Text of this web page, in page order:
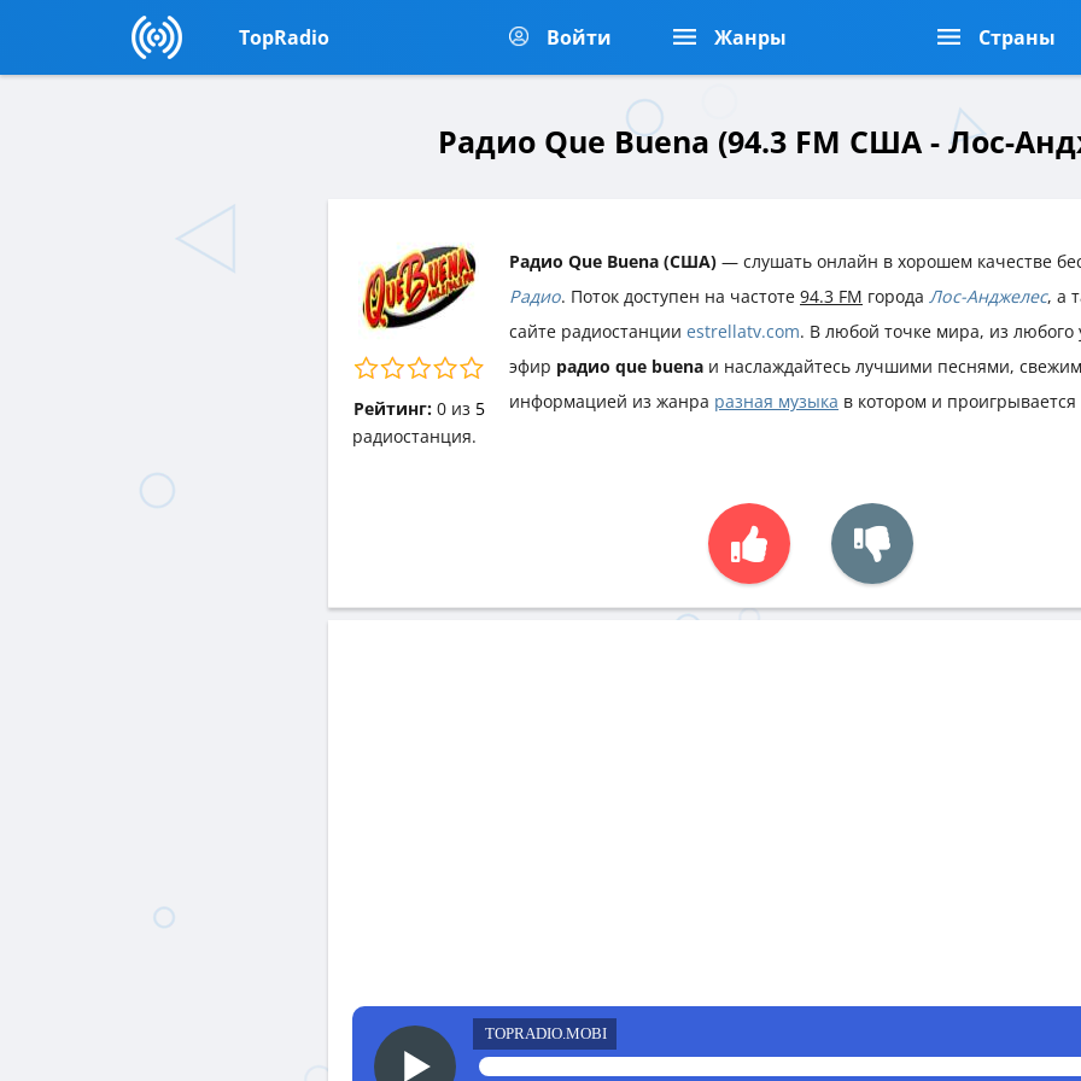
TopRadio Войти Жанры Страны
Радио Que Buena (94.3 FM США - Лос-
Рейтинг: 0из 5
Радио Que Buena (США) — слушать онлайн в хорошем качестве
Радио. Поток доступен на частоте 94.3 FM города Лос-Анджелес, а
сайте радиостанции estrellatv.com. В любой точке мира, из любого
эфир радио que buena и наслаждайтесь лучшими песнями,
информацией из жанра разная музыка в котором и
радиостанция.
TOPRADIO.MOBI